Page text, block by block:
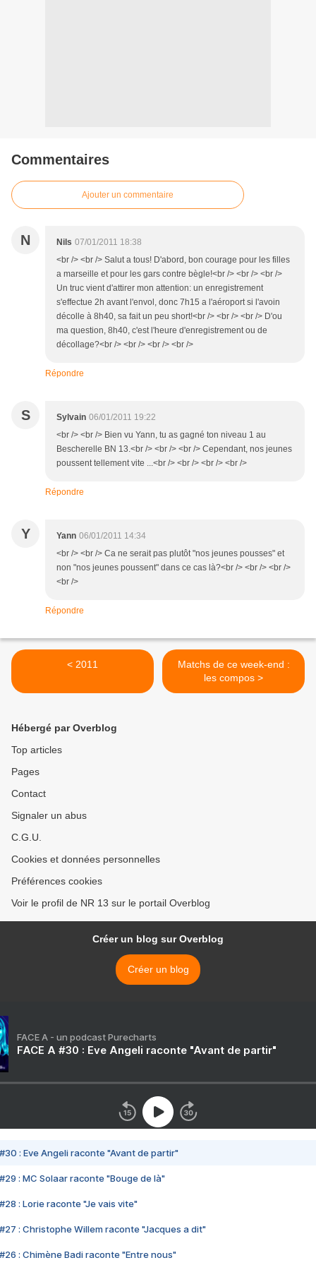
Commentaires
Ajouter un commentaire
N Nils 07/01/2011 18:38
<br /> <br /> Salut a tous! D'abord, bon courage pour les filles
a marseille et pour les gars contre bègle!<br /> <br /> <br />
Un truc vient d'attirer mon attention: un enregistrement
s'effectue 2h avant l'envol, donc 7h15 a l'aéroport si l'avoin
décolle à 8h40, sa fait un peu short!<br /> <br /> <br /> D'ou
ma question, 8h40, c'est l'heure d'enregistrement ou de
décollage?<br /> <br /> <br /> <br />
Répondre
S Sylvain 06/01/2011 19:22
<br /> <br /> Bien vu Yann, tu as gagné ton niveau 1 au
Bescherelle BN 13.<br /> <br /> <br /> Cependant, nos jeunes
poussent tellement vite ...<br /> <br /> <br /> <br />
Répondre
Y Yann 06/01/2011 14:34
<br /> <br /> Ca ne serait pas plutôt "nos jeunes pousses" et
non "nos jeunes poussent" dans ce cas là?<br /> <br /> <br />
<br />
Répondre
< 2011
Matchs de ce week-end :
les compos >
Hébergé par Overblog
Top articles
Pages
Contact
Signaler un abus
C.G.U.
Cookies et données personnelles
Préférences cookies
Voir le profil de NR 13 sur le portail Overblog
Créer un blog sur Overblog
Créer un blog
FACE A - un podcast Purecharts
FACE A #30 : Eve Angeli raconte "Avant de partir"
#30 : Eve Angeli raconte "Avant de partir"
#29 : MC Solaar raconte "Bouge de là"
#28 : Lorie raconte "Je vais vite"
#27 : Christophe Willem raconte "Jacques a dit"
#26 : Chimène Badi raconte "Entre nous"